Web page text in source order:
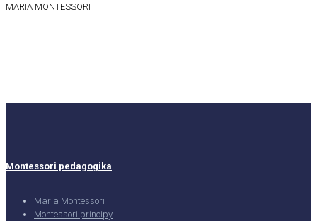
MARIA MONTESSORI
Montessori pedagogika
Maria Montessori
Montessori principy